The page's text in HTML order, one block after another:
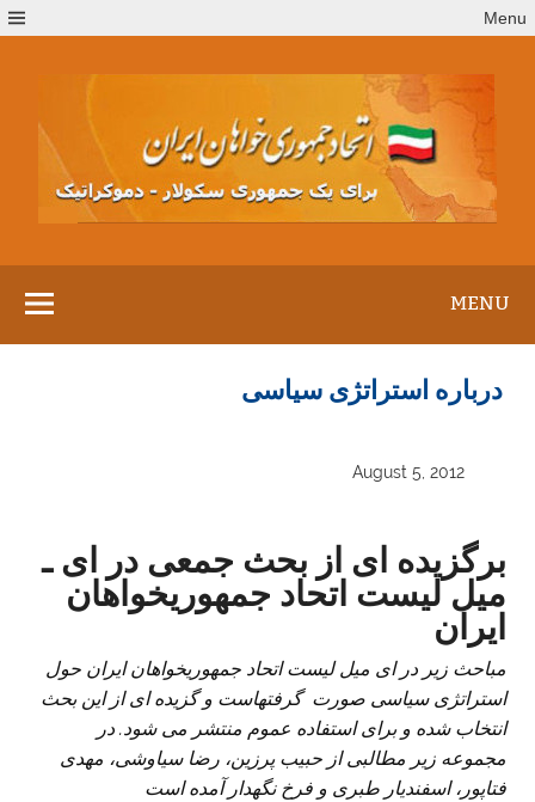
to
Menu
MENU
درباره استراتژی سیاسی
August 5, 2012
برگزیده ای از بحث جمعی در ای ـ
میل لیست اتحاد جمهوریخواهان
ایران
مباحث زیر در ای میل لیست اتحاد جمهوریخواهان ایران حول
استراتژی سیاسی صورت گرفتهاست و گزیده ای از این بحث
انتخاب شده و برای استفاده عموم منتشر می شود. در
مجموعه زیر مطالبی از حبیب پرزین، رضا سیاوشی، مهدی
فتاپور، اسفندیار طبری و فرخ نگهدار آمده است